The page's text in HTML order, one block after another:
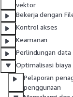
vektor
Bekerja dengan
Kontrol akses
Keamanan
Perlindungan data
Optimalisasi biaya
Pelaporan
penggunaan